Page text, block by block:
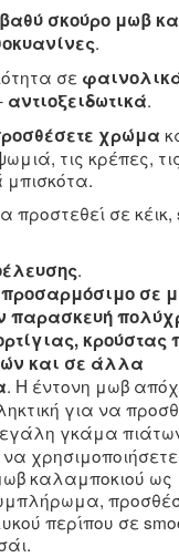
βαθύ σκούρο μωβ
.
σε
αντιοξειδωτικά.
χρώμα
τις κρέπες,
προστεθεί σε κέικ,
.
προσαρμόσιμο σε
παρασκευή
κρούστας
και σε άλλα
. Η έντονη μωβ
για να
γκάμα
καλαμποκιού ως
περίπου σε